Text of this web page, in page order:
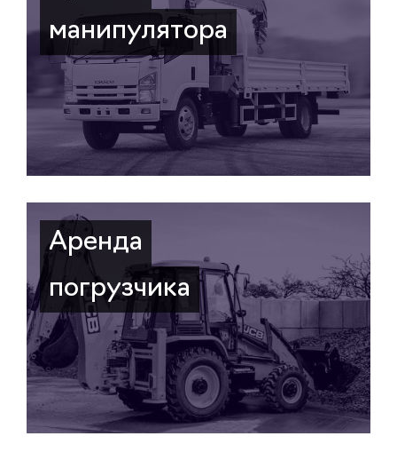
манипулятора
Аренда
погрузчика